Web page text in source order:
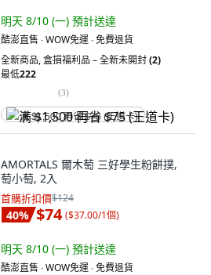
明天 8/10 (一) 預計送達
酷澎直售 ∙ WOW免運 ∙ 免費退貨
全新商品,盒損福利品 – 全新未開封(2)
最低222
(3)
满 $1,500 再省 $75 (王道卡)
AMORTALS 爾木萄 三好學生粉餅撲,
萄小萄, 2入
首購折扣價$124
40% $74 ($37.00/1個)
明天 8/10 (一) 預計送達
酷澎直售 ∙ WOW免運 ∙ 免費退貨